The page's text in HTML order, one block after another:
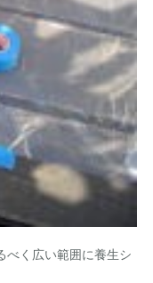
べく広い範囲に養生シ